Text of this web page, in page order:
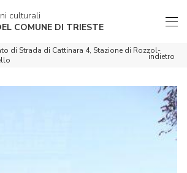
culturali
COMUNE DI TRIESTE
indietro
di Strada di Cattinara 4, Stazione di Rozzol-